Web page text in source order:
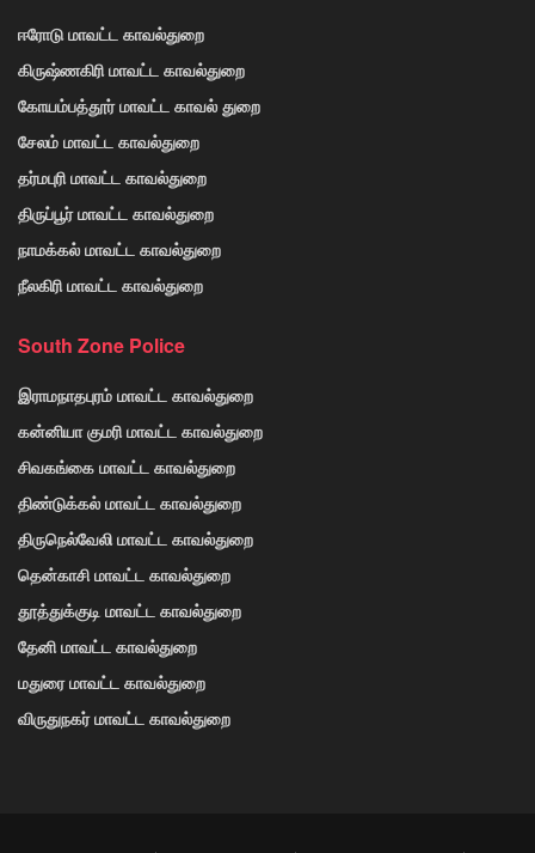
ஈரோடு மாவட்ட காவல்துறை
கிருஷ்ணகிரி மாவட்ட காவல்துறை
கோயம்பத்தூர் மாவட்ட காவல் துறை
சேலம் மாவட்ட காவல்துறை
தர்மபுரி மாவட்ட காவல்துறை
திருப்பூர் மாவட்ட காவல்துறை
நாமக்கல் மாவட்ட காவல்துறை
நீலகிரி மாவட்ட காவல்துறை
South Zone Police
இராமநாதபுரம் மாவட்ட காவல்துறை
கன்னியா குமரி மாவட்ட காவல்துறை
சிவகங்கை மாவட்ட காவல்துறை
திண்டுக்கல் மாவட்ட காவல்துறை
திருநெல்வேலி மாவட்ட காவல்துறை
தென்காசி மாவட்ட காவல்துறை
தூத்துக்குடி மாவட்ட காவல்துறை
தேனி மாவட்ட காவல்துறை
மதுரை மாவட்ட காவல்துறை
விருதுநகர் மாவட்ட காவல்துறை